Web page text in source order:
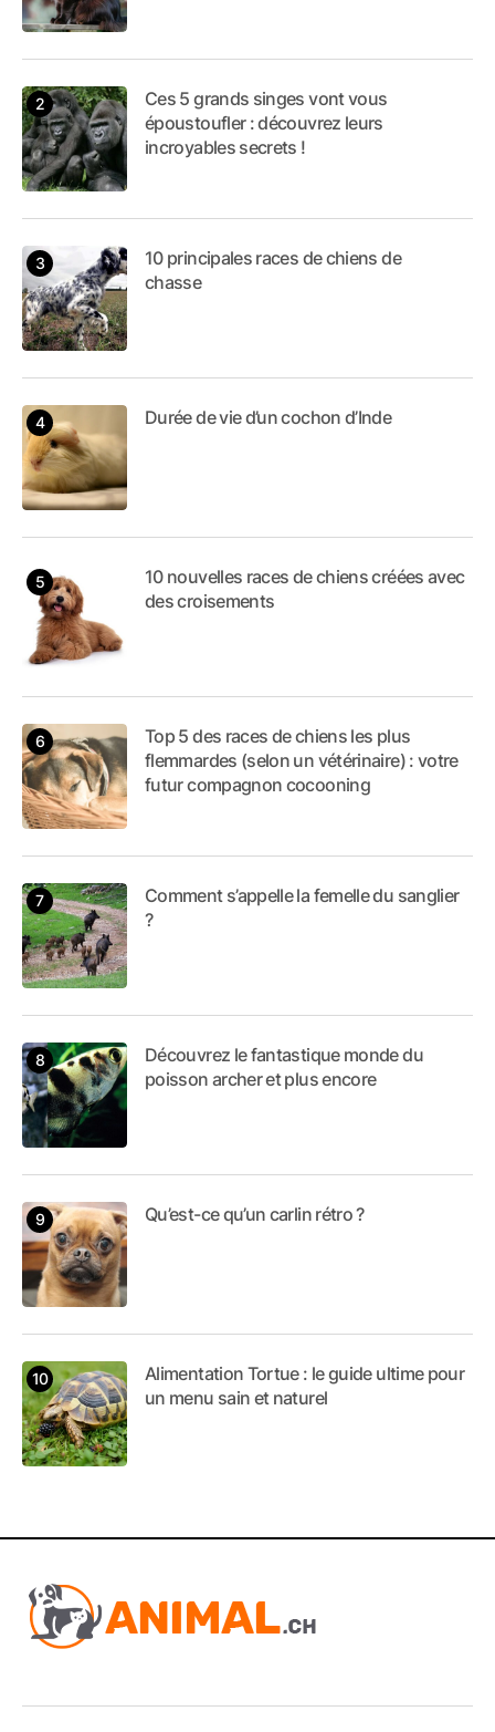
Ces 5 grands singes vont vous
époustoufler : découvrez leurs
incroyables secrets !
10 principales races de chiens de
chasse
Durée de vie d’un cochon d’Inde
10 nouvelles races de chiens créées avec
des croisements
Top 5 des races de chiens les plus
flemmardes (selon un vétérinaire) : votre
futur compagnon cocooning
Comment s’appelle la femelle du sanglier
?
Découvrez le fantastique monde du
poisson archer et plus encore
Qu’est-ce qu’un carlin rétro ?
Alimentation Tortue : le guide ultime pour
un menu sain et naturel